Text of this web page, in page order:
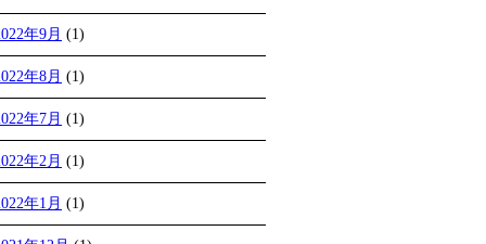
年9月 (1)
年8月 (1)
年7月 (1)
年2月 (1)
年1月 (1)